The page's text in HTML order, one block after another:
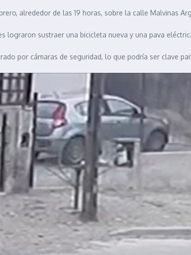
alrededor de las 19 horas, sobre la calle Malvinas
lograron sustraer una bicicleta nueva y una pava
por cámaras de seguridad, lo que podría ser clave